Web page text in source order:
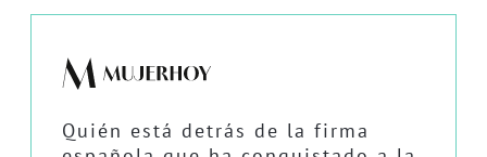
Quién está detrás de la firma